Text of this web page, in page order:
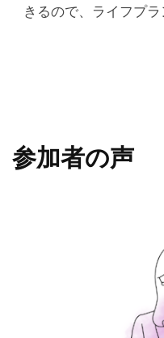
きるので、ライフプ
参加者の声